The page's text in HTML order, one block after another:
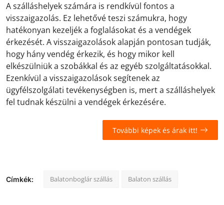
A szálláshelyek számára is rendkívül fontos a
visszaigazolás. Ez lehetővé teszi számukra, hogy
hatékonyan kezeljék a foglalásokat és a vendégek
érkezését. A visszaigazolások alapján pontosan tudják,
hogy hány vendég érkezik, és hogy mikor kell
elkészülniük a szobákkal és az egyéb szolgáltatásokkal.
Ezenkívül a visszaigazolások segítenek az
ügyfélszolgálati tevékenységben is, mert a szálláshelyek
fel tudnak készülni a vendégek érkezésére.
További képek és árak itt!
Címkék: Balatonboglár szállás Balaton szállás